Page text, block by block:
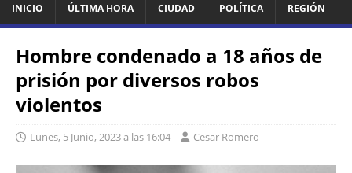
INICIO ÚLTIMA HORA CIUDAD POLÍTICA REGIÓN
Hombre condenado a 18 años de
prisión por diversos robos
violentos
Lunes, 5 Junio, 2023 a las 16:04 Cesar Romero